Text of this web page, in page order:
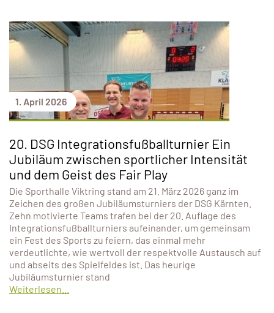
1. April 2026
20. DSG Integrationsfußballturnier Ein
Jubiläum zwischen sportlicher Intensität
und dem Geist des Fair Play
Die Sporthalle Viktring stand am 21. März 2026 ganz im
Zeichen des großen Jubiläumsturniers der DSG Kärnten.
Zehn motivierte Teams trafen bei der 20. Auflage des
Integrationsfußballturniers aufeinander, um gemeinsam
ein Fest des Sports zu feiern, das einmal mehr
verdeutlichte, wie wertvoll der respektvolle Austausch auf
und abseits des Spielfeldes ist. Das heurige
Jubiläumsturnier stand
Weiterlesen...